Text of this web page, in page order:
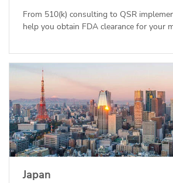
From 510(k) consulting to QSR
help you obtain FDA clearance for your
Japan